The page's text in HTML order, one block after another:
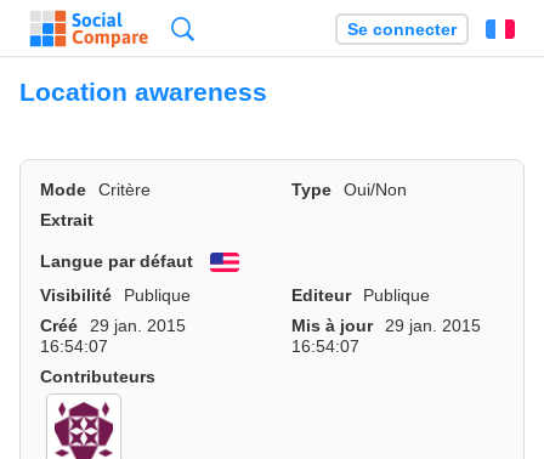
Se connecter
Location awareness
Mode Critère Type
Oui/Non
Extrait
Langue par défaut
English
Visibilité
Publique Editeur
Publique
Créé
29 jan. 2015
16:54:07
Mis à jour
29 jan. 2015
16:54:07
Contributeurs